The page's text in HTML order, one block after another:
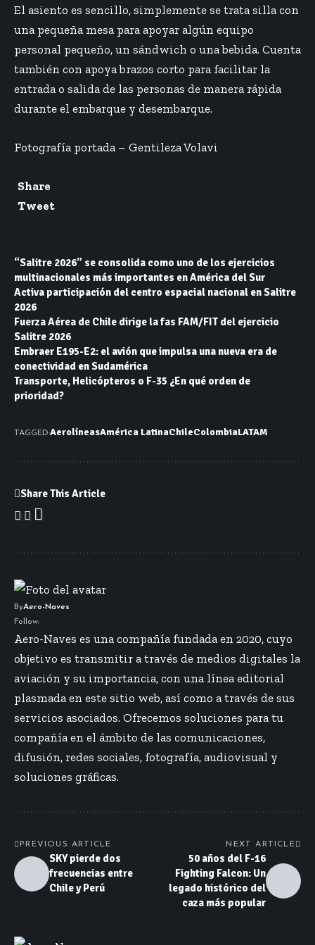
El asiento es sencillo, simplemente se trata silla con
una pequeña mesa para apoyar algún equipo
personal pequeño, un sándwich o una bebida. Cuenta
también con apoya brazos corto para facilitar la
entrada o salida de las personas de manera rápida
durante el embarque y desembarque.
Fotografía portada – Gentileza Volavi
Share
Tweet
“Salitre 2026” se consolida como uno de los ejercicios
multinacionales más importantes en América del Sur
Activa participación del centro espacial nacional en Salitre
2026
Fuerza Aérea de Chile dirige la fas FAM/FIT del ejercicio
Salitre 2026
Embraer E195-E2: el avión que impulsa una nueva era de
conectividad en Sudamérica
Transporte, Helicópteros o F-35 ¿En qué orden de
prioridad?
TAGGED:AerolíneasAmérica LatinaChileColombiaLATAM
Share This Article
ByAero-Naves
Follow:
Aero-Naves es una compañía fundada en 2020, cuyo
objetivo es transmitir a través de medios digitales la
aviación y su importancia, con una línea editorial
plasmada en este sitio web, así como a través de sus
servicios asociados. Ofrecemos soluciones para tu
compañía en el ámbito de las comunicaciones,
difusión, redes sociales, fotografía, audiovisual y
soluciones gráficas.
PREVIOUS ARTICLE
SKY pierde dos
frecuencias entre
Chile y Perú
NEXT ARTICLE
50 años del F-16
Fighting Falcon: Un
legado histórico del
caza más popular